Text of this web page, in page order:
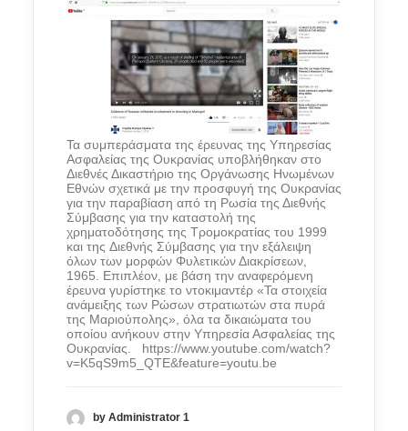
Τα συμπεράσματα της έρευνας της Υπηρεσίας
Ασφαλείας της Ουκρανίας υποβλήθηκαν στο
Διεθνές Δικαστήριο της Οργάνωσης Ηνωμένων
Εθνών σχετικά με την προσφυγή της Ουκρανίας
για την παραβίαση από τη Ρωσία της Διεθνής
Σύμβασης για την καταστολή της
χρηματοδότησης της Τρομοκρατίας του 1999
και της Διεθνής Σύμβασης για την εξάλειψη
όλων των μορφών Φυλετικών Διακρίσεων,
1965.
Επιπλέον, με βάση την αναφερόμενη
έρευνα γυρίστηκε το ντοκιμαντέρ «Τα στοιχεία
ανάμειξης των Ρώσων στρατιωτών στα πυρά
της Μαριούπολης», όλα τα δικαιώματα του
οποίου ανήκουν στην Υπηρεσία Ασφαλείας της
Ουκρανίας . https://www.youtube.com/watch?
v=K5qS9m5_QTE&feature=youtu.be
by Administrator 1